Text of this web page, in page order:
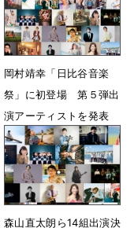
5月23日 18時00分
岡村靖幸「日比谷音楽
祭」に初登場 第５弾出
演アーティストを発表
5月1日 13時56分
森山直太朗ら14組出演決